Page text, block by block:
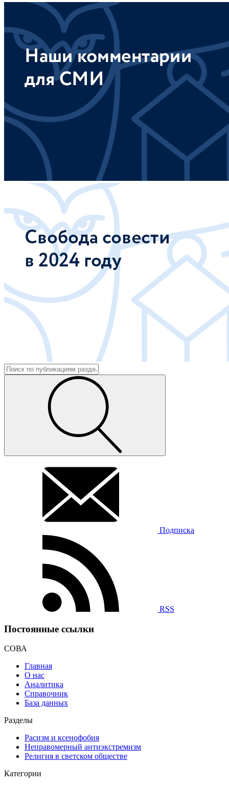
Подписка
RSS
Постоянные ссылки
СОВА
Главная
О нас
Аналитика
Справочник
База данных
Разделы
Расизм и ксенофобия
Неправомерный антиэкстремизм
Религия в светском обществе
Категории